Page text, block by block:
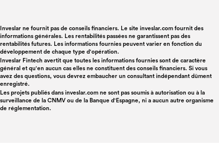
Inveslar ne fournit pas de conseils financiers. Le site inveslar.com fournit des
informations générales. Les rentabilités passées ne garantissent pas des
rentabilités futures. Les informations fournies peuvent varier en fonction du
développement de chaque type d'opération.
Inveslar Fintech avertit que toutes les informations fournies sont de caractère
général et qu'en aucun cas elles ne constituent des conseils financiers. Si vous
avez des questions, vous devrez embaucher un consultant indépendant dûment
enregistré.
Les projets publiés dans inveslar.com ne sont pas soumis à autorisation ou à la
surveillance de la CNMV ou de la Banque d'Espagne, ni a aucun autre organisme
de réglementation.